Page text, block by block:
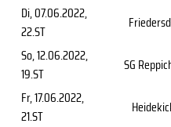
Di, 07.06.2022,
22.ST
So, 12.06.2022,
19.ST
SG
Fr, 17.06.2022,
21.ST